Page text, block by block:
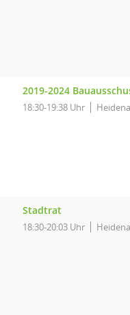
2019-2024
18:30-19:38 Uhr
Stadtrat
18:30-20:03 Uhr